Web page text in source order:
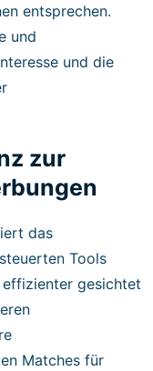
entsprechen.
und
und die
zur
das
Tools
effizienter gesichtet
Matches für